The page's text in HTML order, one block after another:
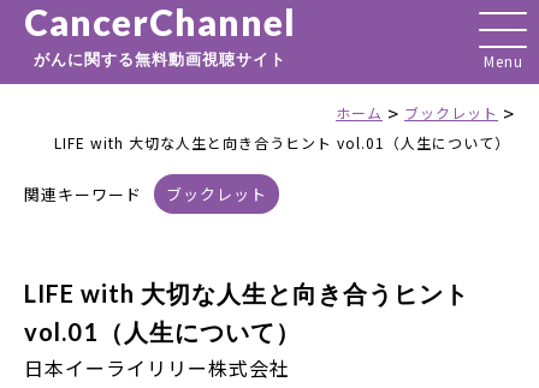
CancerChannel
がんに関する無料動画視聴サイト
ホーム > ブックレット >
LIFE with 大切な人生と向き合うヒント vol.01（人生について）
関連キーワード ブックレット
LIFE with 大切な人生と向き合うヒント
vol.01（人生について）
日本イーライリリー株式会社